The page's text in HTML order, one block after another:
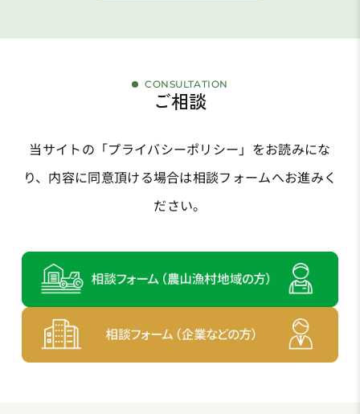
CONSULTATION
ご相談
当サイトの「プライバシーポリシー 」をお読みにな
り、 内容に同意頂ける場合は相談フォームへお進みく
ださい。